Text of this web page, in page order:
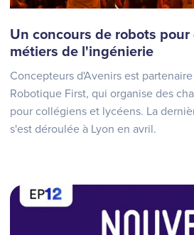
Un concours de robots pour
métiers de l'ingénierie
Concepteurs d'Avenirs est
Robotique First, qui organise des
pour collégiens et lycéens. La
s'est déroulée à Lyon en avril.